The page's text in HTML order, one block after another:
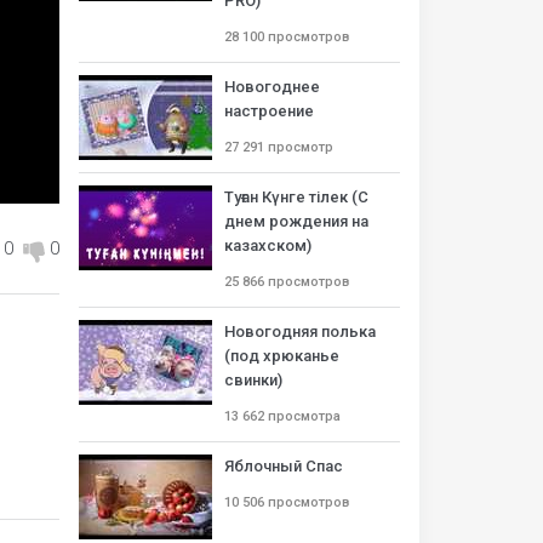
0 0
28 100 просмотров
Новогоднее
настроение
27 291 просмотр
Туған Күнге тілек (С
днем рождения на
казахском)
25 866 просмотров
Новогодняя полька
(под хрюканье
свинки)
13 662 просмотра
Яблочный Спас
10 506 просмотров